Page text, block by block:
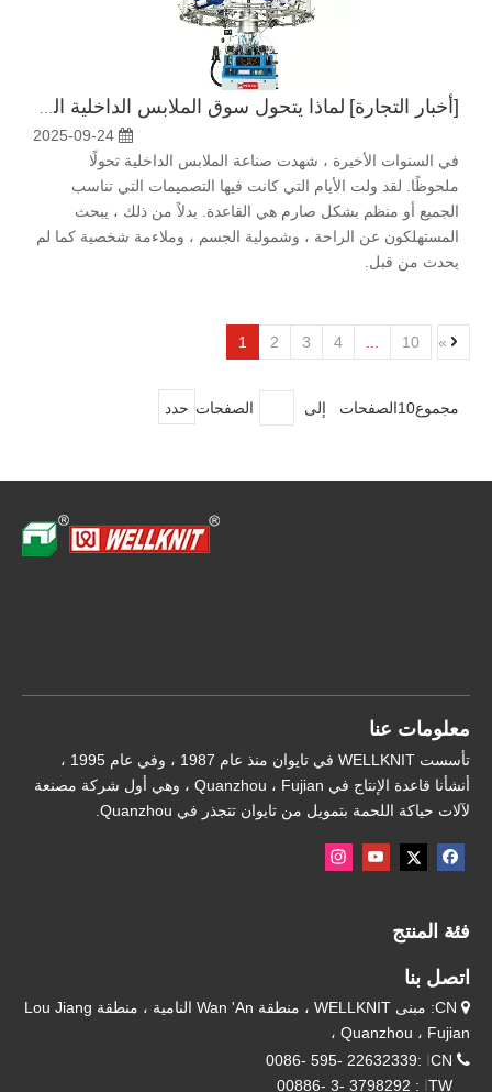
[ أخبار التجارة] لماذا يتحول سوق الملابس الداخلية العالمية إلى حلول ملابس داخلية سلسة
في السنوات الأخيرة ، شهدت صناعة الملابس الداخلية تحولًا
ملحوظًا. لقد ولت الأيام التي كانت فيها التصميمات التي تناسب
الجميع أو منظم بشكل صارم هي القاعدة. بدلاً من ذلك ، يبحث
المستهلكون عن الراحة ، وشمولية الجسم ، وملاءمة شخصية كما لم
يحدث من قبل.
1 2 3 4 ... 10 »
مجموع10الصفحات إلى الصفحات حدد
معلومات عنا
تأسست WELLKNIT في تايوان منذ عام 1987 ، وفي عام 1995 ،
أنشأنا قاعدة الإنتاج في Quanzhou ، Fujian ، وهي أول شركة مصنعة
لآلات حياكة اللحمة بتمويل من تايوان تتجذر في Quanzhou.
فئة المنتج
اتصل بنا

CN: مبنى WELLKNIT ، منطقة Wan 'An النامية ، منطقة Lou Jiang
، Quanzhou ، Fujian

CN
:22632339 -595 -0086
: 3798292 -3 -00886